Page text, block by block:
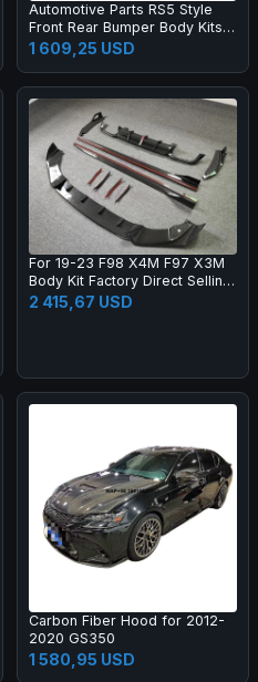
Automotive Parts RS5 Style
Front Rear Bumper Body Kits
for A5 S5 B8.5 2013-2016
Upgrade 2017-2019 Body Kit
1 609,25 USD
For 19-23 F98 X4M F97 X3M
Body Kit Factory Direct Selling
Carbon Fiber AE Style Front
Bumper Edge Rear Diffuser
2 415,67 USD
Carbon Fiber Hood for 2012-
2020 GS350
1 580,95 USD